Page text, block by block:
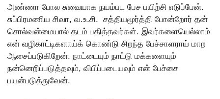
அண்ணா போல சுவையாக நயம்பட பேச பயிற்சி எடுப்பேன்.
சுப்பிரமணிய சிவா, வ.உ.சி. சத்தியமூர்த்தி போன்றோர் தன்
சொல்வன்மையால் தடம் பதித்தவர்கள். இவர்களையெல்லாம்
என் வழிகாட்டிகளாய்க் கொண்டு சிறந்த பேச்சாளராய் மாற
ஆசைப்படுகிறேன். நாட்டையும் நாட்டு மக்களையும்
நன்னெறிப்படுத்தவும், விபிப்படையவும் என் பேச்சை
பயன்படுத்துவேன்.